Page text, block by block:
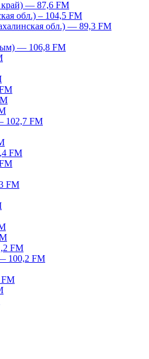
край) — 87,6 FM
обл.) – 104,5 FM
обл.) — 89,3 FM
— 106,8 FM
102,7 FM
FM
FM
FM
100,2 FM